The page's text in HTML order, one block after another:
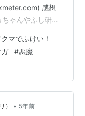
感想
ゃんやふし研よ
ックボーンより
エクレアが哀れ
にしっぽが取れ
な？ 今のところ
のかな？ それと
マでふけい！
#悪魔
） • 5年前